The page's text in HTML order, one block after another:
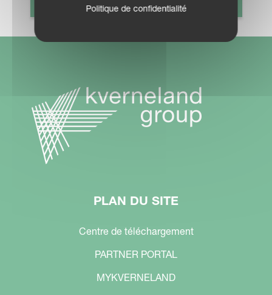
PLAN DU SITE
Centre de téléchargement
PARTNER PORTAL
MYKVERNELAND
Politique de confidentialité